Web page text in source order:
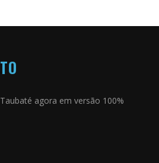
agora em versão 100%